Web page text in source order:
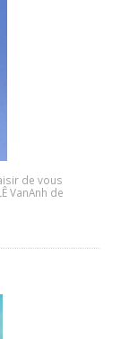
de vous
VanAnh de